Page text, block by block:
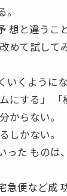
想と違うこ
めて試して
くようにな
にする」
からない。
しかない。
った ものは
急便など成